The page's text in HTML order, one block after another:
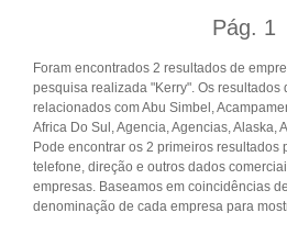
Pág. 1
Foram encontrados 2 resultados de
pesquisa realizada "Kerry". Os resultados
relacionados com Abu Simbel,
Africa Do Sul, Agencia, Agencias, Alaska,
Pode encontrar os 2 primeiros resultados
telefone, direção e outros dados
empresas. Baseamos em coincidências
denominação de cada empresa para